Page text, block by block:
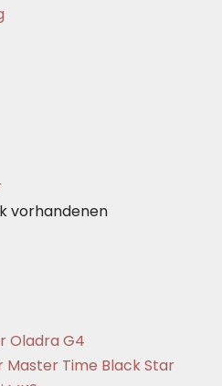
vorhandenen
Oladra G4
Master Time Black Star